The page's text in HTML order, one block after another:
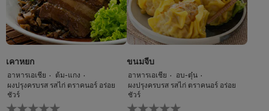
เคาหยก
อาหารเอเชีย
ต้ม-แกง
ผงปรุงครบรส รสไก่ ตราคนอร์ อร่อย
ชัวร์
ไม่มี
ขนมจีบ
อาหารเอเชีย
อบ-ตุ๋น
ผงปรุงครบรส รสไก่ ตราคนอร์ อร่อย
ชัวร์
ไม่มี